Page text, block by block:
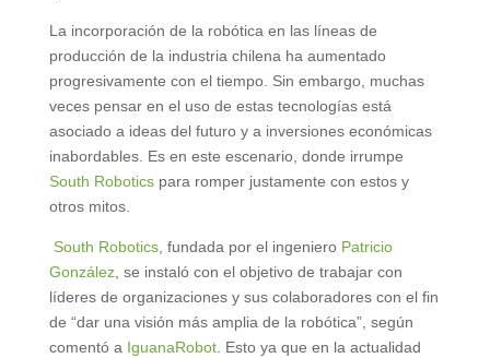
La incorporación de la robótica en las líneas de
producción de la industria chilena ha aumentado
progresivamente con el tiempo. Sin embargo, muchas
veces pensar en el uso de estas tecnologías está
asociado a ideas del futuro y a inversiones económicas
inabordables. Es en este escenario, donde irrumpe
South Roboticspara romper justamente con estos y
otros mitos.
South Robotics, fundada por el ingeniero Patricio
González, se instaló con el objetivo de trabajar con
líderes de organizaciones y sus colaboradores con el fin
de “dar una visión más amplia de la robótica”, según
comentó a IguanaRobot. Esto ya que en la actualidad